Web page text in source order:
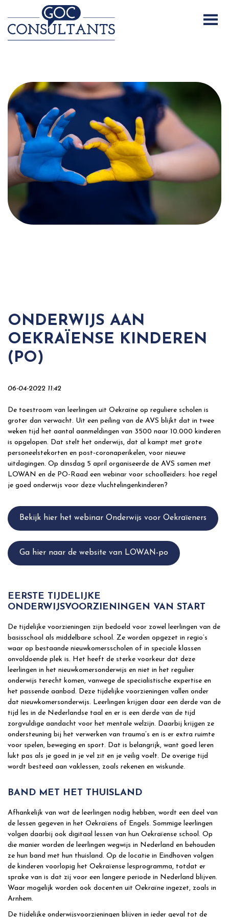
ONDERWIJS AAN
OEKRAÏENSE KINDEREN
(PO)
06-04-2022 11:42
De toestroom van leerlingen uit Oekraïne op reguliere scholen is
groter dan verwacht. Uit een peiling van de AVS blijkt dat in twee
weken tijd het aantal aanmeldingen van 3500 naar 10.000 kinderen
is opgelopen. Dat stelt het onderwijs, dat al kampt met grote
personeelstekorten en post-coronaperikelen, voor nieuwe
uitdagingen. Op dinsdag 5 april organiseerde de AVS samen met
LOWAN en de PO-Raad een webinar voor schoolleiders: hoe regel
je goed onderwijs voor deze vluchtelingenkinderen?
Bekijk hier het webinar Onderwijs voor Oekraïeners
Ga hier naar de website van LOWAN-po
EERSTE TIJDELIJKE
ONDERWIJSVOORZIENINGEN VAN START
De tijdelijke voorzieningen zijn bedoeld voor zowel leerlingen van de
basisschool als middelbare school. Ze worden opgezet in regio’s
waar op bestaande nieuwkomersscholen of in speciale klassen
onvoldoende plek is. Het heeft de sterke voorkeur dat deze
leerlingen in het nieuwkomersonderwijs en niet in het regulier
onderwijs terecht komen, vanwege de specialistische expertise en
het passende aanbod. Deze tijdelijke voorzieningen vallen onder
dat nieuwkomersonderwijs. Leerlingen krijgen daar een derde van de
tijd les in de Nederlandse taal en er is een derde van de tijd
zorgvuldige aandacht voor het mentale welzijn. Daarbij krijgen ze
ondersteuning bij het verwerken van trauma’s en is er extra ruimte
voor spelen, beweging en sport. Dat is belangrijk, want goed leren
lukt pas als je goed in je vel zit en je veilig voelt. De overige tijd
wordt besteed aan vaklessen, zoals rekenen en wiskunde.
BAND MET HET THUISLAND
Afhankelijk van wat de leerlingen nodig hebben, wordt een deel van
de lessen gegeven in het Oekraïens of Engels. Sommige leerlingen
volgen daarbij ook digitaal lessen van hun Oekraïense school. Op
die manier worden de leerlingen wegwijs in Nederland en behouden
ze hun band met hun thuisland. Op de locatie in Eindhoven volgen
de kinderen voorlopig het Oekraïense lesprogramma, totdat er
sprake van is dat zij voor een langere periode in Nederland blijven.
Waar mogelijk worden ook docenten uit Oekraïne ingezet, zoals in
Arnhem.
De tijdelijke onderwijsvoorzieningen blijven in ieder geval tot de